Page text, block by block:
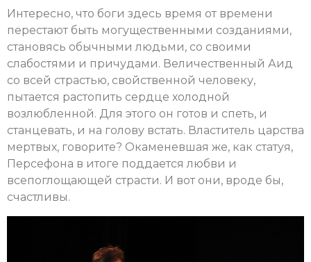
Интересно, что боги здесь время от времени
перестают быть могущественными созданиями,
становясь обычными людьми, со своими
слабостями и причудами. Величественный Аид
со всей страстью, свойственной человеку,
пытается растопить сердце холодной
возлюбленной. Для этого он готов и спеть, и
станцевать, и на голову встать. Властитель царства
мертвых, говорите? Окаменевшая же, как статуя,
Персефона в итоге поддается любви и
всепоглощающей страсти. И вот они, вроде бы,
счастливы.